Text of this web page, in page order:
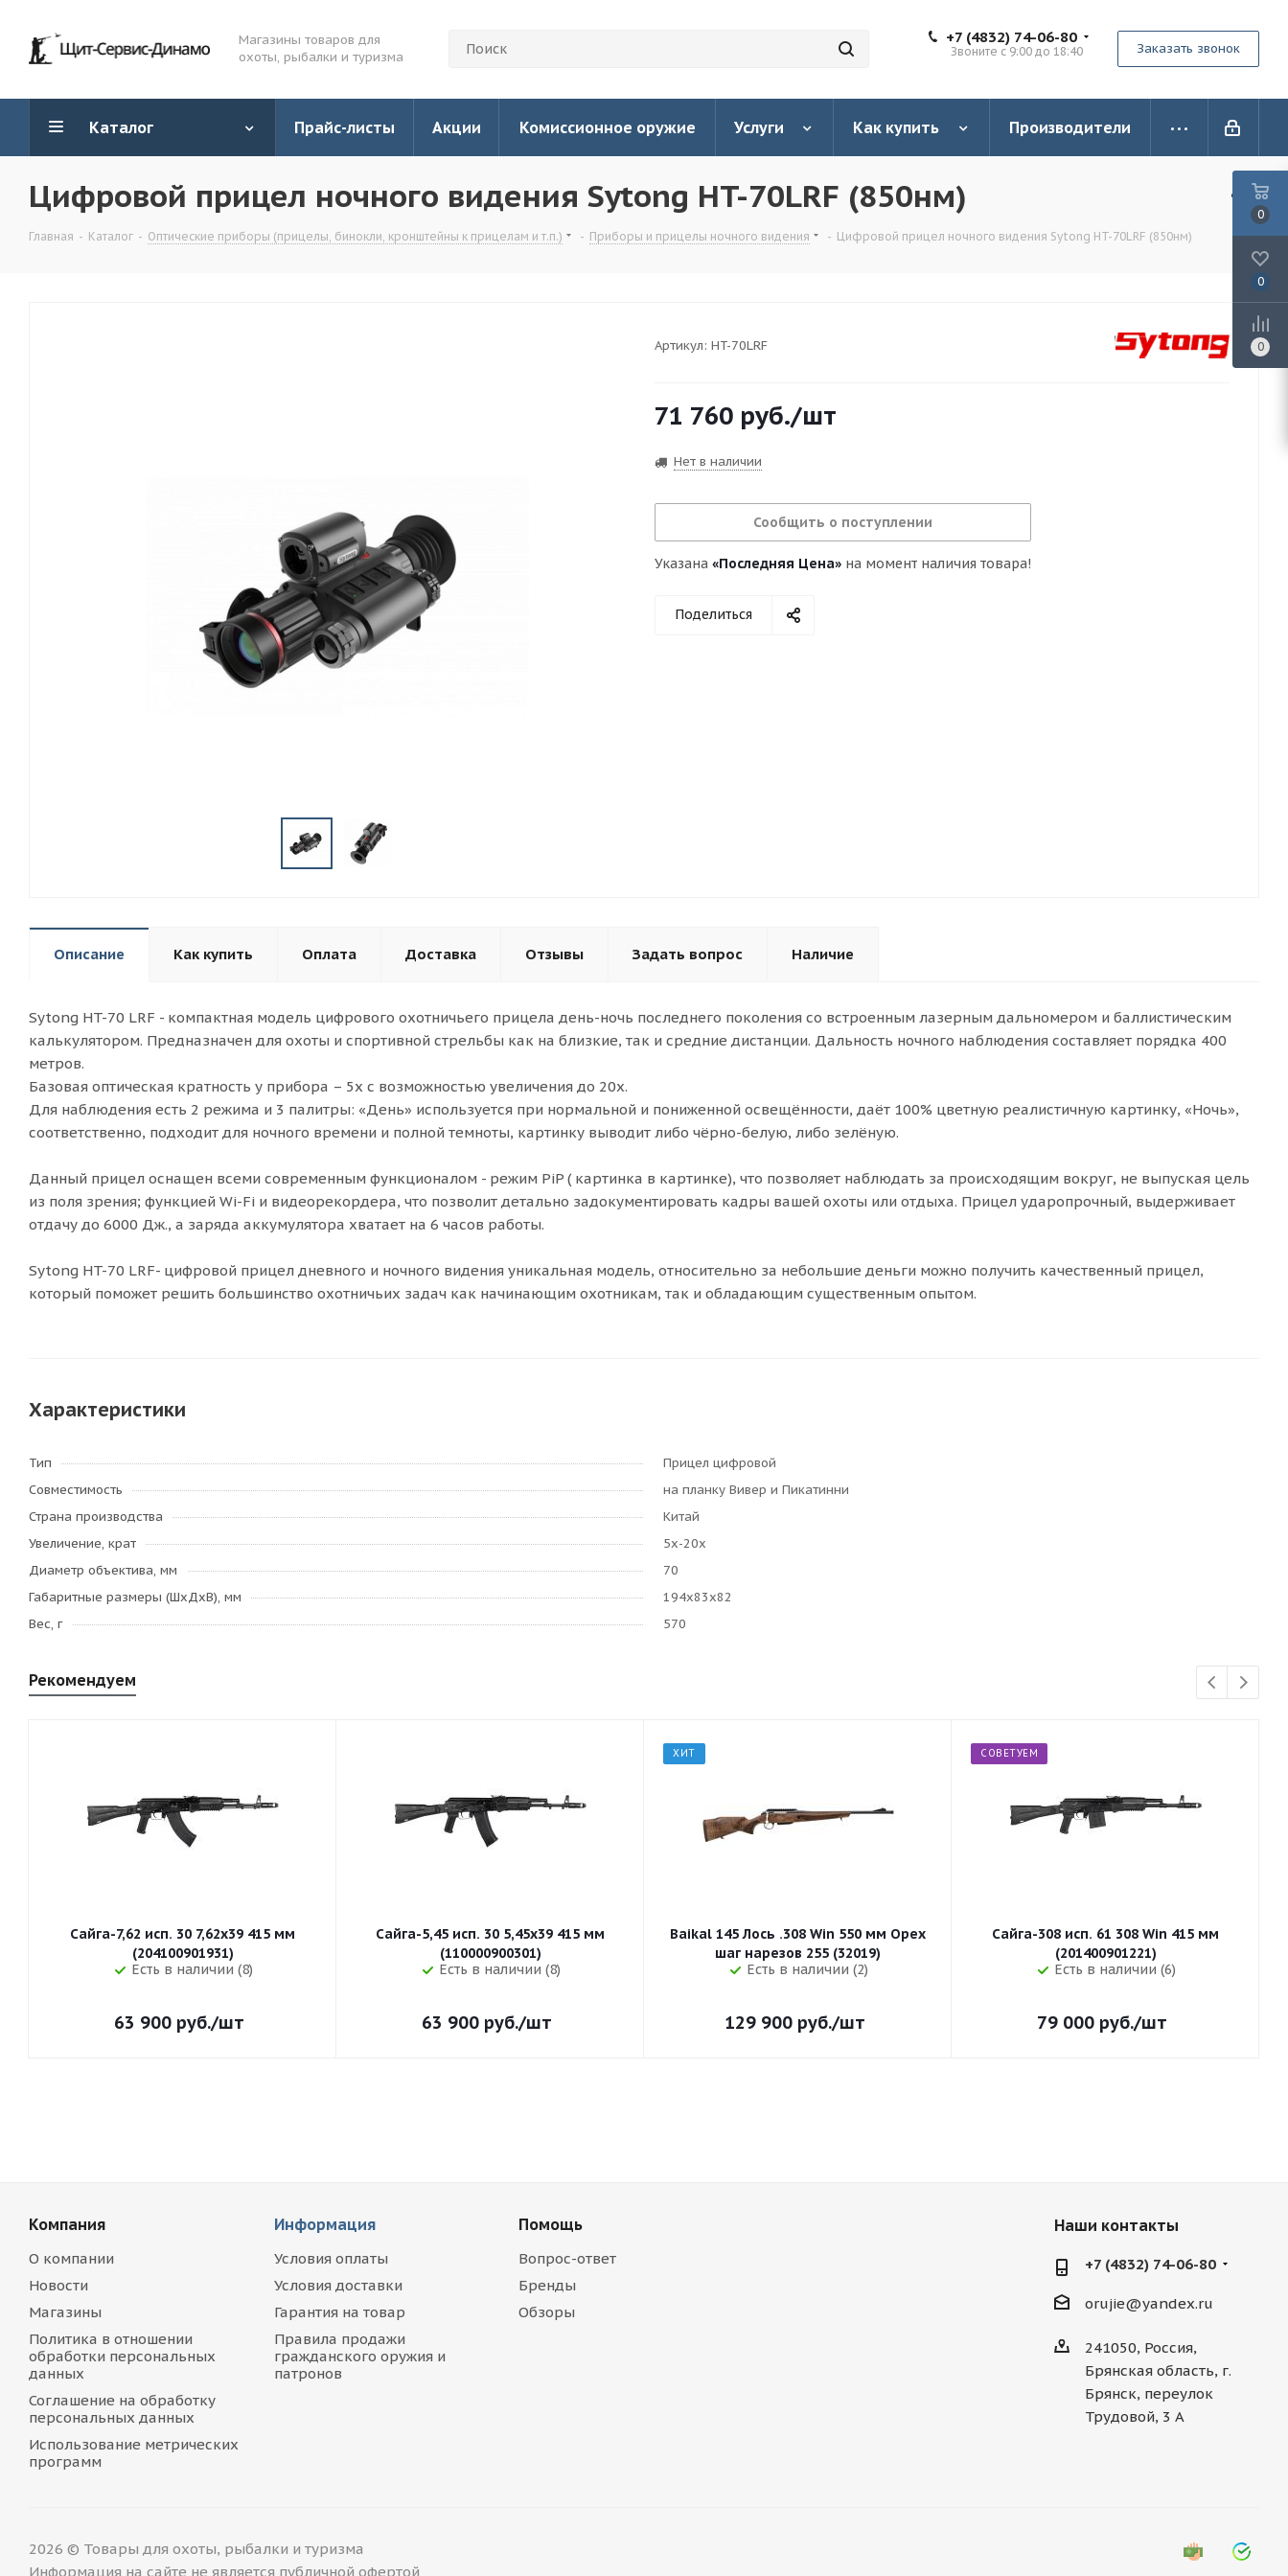
Магазины товаров для
охоты, рыбалки и туризма
+7 (4832) 74-06-80
Звоните с 9:00 до 18:40 Заказать звонок
Каталог Прайс-листы Акции Комиссионное оружие Услуги Как купить Производители
Цифровой прицел ночного видения Sytong HT-70LRF (850нм)
Главная - Каталог - Оптические приборы (прицелы, бинокли, кронштейны к прицелам и т.п.) - Приборы и прицелы ночного видения - Цифровой прицел ночного видения Sytong HT-70LRF (850нм)
Артикул: HT-70LRF
71 760 руб./шт
Нет в наличии
Сообщить о поступлении
Указана «Последняя Цена» на момент наличия товара!
Поделиться
Описание Как купить Оплата Доставка Отзывы Задать вопрос Наличие
Sytong HT-70 LRF - компактная модель цифрового охотничьего прицела день-ночь последнего поколения со встроенным лазерным дальномером и баллистическим
калькулятором. Предназначен для охоты и спортивной стрельбы как на близкие, так и средние дистанции. Дальность ночного наблюдения составляет порядка 400
метров.
Базовая оптическая кратность у прибора – 5х с возможностью увеличения до 20х.
Для наблюдения есть 2 режима и 3 палитры: «День» используется при нормальной и пониженной освещённости, даёт 100% цветную реалистичную картинку, «Ночь»,
соответственно, подходит для ночного времени и полной темноты, картинку выводит либо чёрно-белую, либо зелёную.
Данный прицел оснащен всеми современным функционалом - режим PiP ( картинка в картинке), что позволяет наблюдать за происходящим вокруг, не выпуская цель
из поля зрения; функцией Wi-Fi и видеорекордера, что позволит детально задокументировать кадры вашей охоты или отдыха. Прицел ударопрочный, выдерживает
отдачу до 6000 Дж., а заряда аккумулятора хватает на 6 часов работы.
Sytong HT-70 LRF- цифровой прицел дневного и ночного видения уникальная модель, относительно за небольшие деньги можно получить качественный прицел,
который поможет решить большинство охотничьих задач как начинающим охотникам, так и обладающим существенным опытом.
Характеристики
Тип
Прицел цифровой
Совместимость
на планку Вивер и Пикатинни
Страна производства
Китай
Увеличение, крат
5х-20х
Диаметр объектива, мм
70
Габаритные размеры (ШхДхВ), мм
194x83x82
Вес, г
570
Рекомендуем
Сайга-7,62 исп. 30 7,62x39 415 мм
(204100901931)
Есть в наличии (8)
63 900 руб./шт
Сайга-5,45 исп. 30 5,45x39 415 мм
(110000900301)
Есть в наличии (8)
63 900 руб./шт
ХИТ
Baikal 145 Лось .308 Win 550 мм Орех
шаг нарезов 255 (32019)
Есть в наличии (2)
129 900руб./шт
СОВЕТУЕМ
Сайга-308 исп. 61 308 Win 415 мм
(201400901221)
Есть в наличии (6)
79 000 руб./шт
Компания
О компании
Новости
Магазины
Политика в отношении
обработки персональных
данных
Соглашение на обработку
персональных данных
Использование метрических
программ
Информация
Условия оплаты
Условия доставки
Гарантия на товар
Правила продажи
гражданского оружия и
патронов
Помощь
Вопрос-ответ
Бренды
Обзоры
Наши контакты
+7 (4832) 74-06-80
orujie@yandex.ru
241050, Россия,
Брянская область, г.
Брянск, переулок
Трудовой, 3 А
2026 © Товары для охоты, рыбалки и туризма
Информация на сайте не является публичной офертой
0
0
0